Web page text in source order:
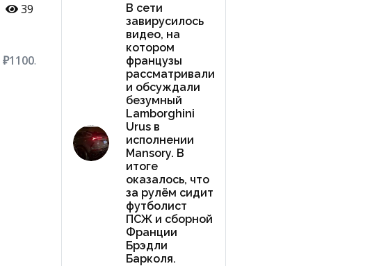
39
₽1100.
В сети
завирусилось
видео, на
котором
французы
рассматривали
и обсуждали
безумный
Lamborghini
Urus в
исполнении
Mansory. В
итоге
оказалось, что
за рулём сидит
футболист
ПСЖ и сборной
Франции
Брэдли
Барколя.